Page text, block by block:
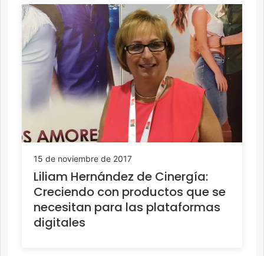
15 de noviembre de 2017
Liliam Hernández de Cinergía:
Creciendo con productos que se
necesitan para las plataformas
digitales